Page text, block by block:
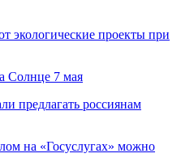
экологические проекты при
Солнце 7 мая
предлагать россиянам
на «Госуслугах» можно